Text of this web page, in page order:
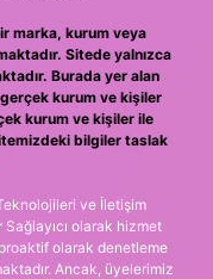
marka, kurum veya
Sitede yalnızca
Burada yer alan
kurum ve kişiler
kurum ve kişiler ile
bilgiler taslak
ve İletişim
Sağlayıcı olarak hizmet
olarak denetleme
Ancak, üyelerimiz